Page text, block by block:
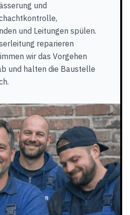
und
und Leitungen spülen.
reparieren
wir das Vorgehen
und halten die Baustelle